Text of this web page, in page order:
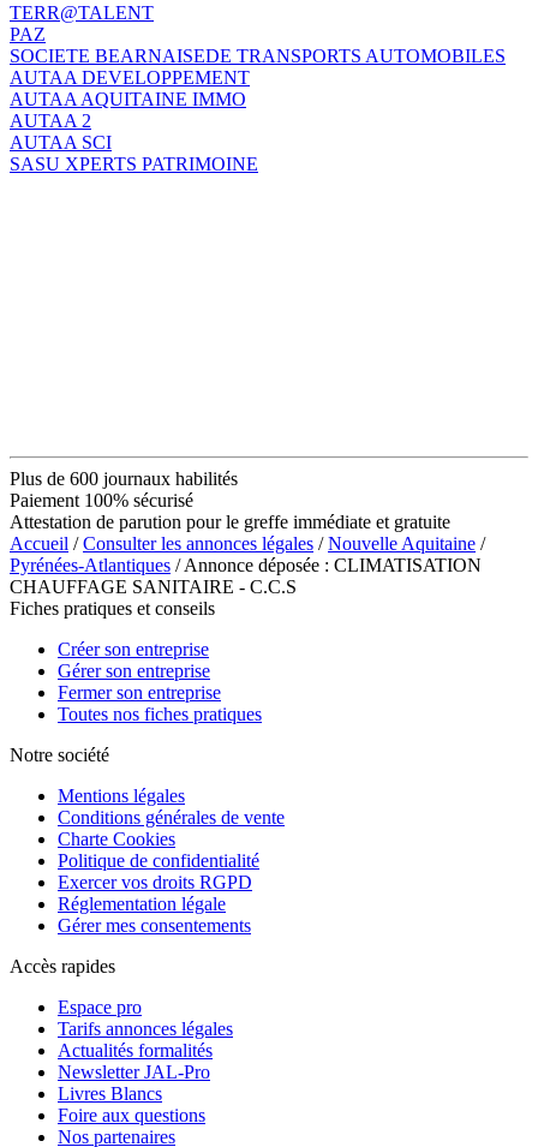
TERR@TALENT
PAZ
SOCIETE BEARNAISEDE TRANSPORTS AUTOMOBILES
AUTAA DEVELOPPEMENT
AUTAA AQUITAINE IMMO
AUTAA 2
AUTAA SCI
SASU XPERTS PATRIMOINE
Plus de 600 journaux habilités
Paiement 100% sécurisé
Attestation de parution pour le greffe immédiate et gratuite
Accueil /Consulter les annonces légales /Nouvelle Aquitaine /
Pyrénées-Atlantiques / Annonce déposée : CLIMATISATION
CHAUFFAGE SANITAIRE - C.C.S
Fiches pratiques et conseils
Créer son entreprise
Gérer son entreprise
Fermer son entreprise
Toutes nos fiches pratiques
Notre société
Mentions légales
Conditions générales de vente
Charte Cookies
Politique de confidentialité
Exercer vos droits RGPD
Réglementation légale
Gérer mes consentements
Accès rapides
Espace pro
Tarifs annonces légales
Actualités formalités
Newsletter JAL-Pro
Livres Blancs
Foire aux questions
Nos partenaires